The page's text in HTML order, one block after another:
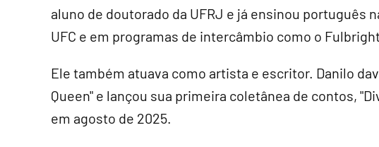
aluno de doutorado da UFRJ e já ensinou português
UFC e em programas de intercâmbio como o
Ele também atuava como artista e escritor. Danilo
Queen" e lançou sua primeira coletânea de contos,
em agosto de 2025.